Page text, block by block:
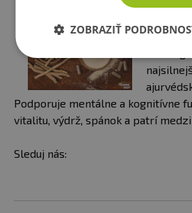
ÚČINKY
Podporuje mentálne a kognitívne
vitalitu, výdrž, spánok a patrí
Sleduj nás:
ZOBRAZIŤ